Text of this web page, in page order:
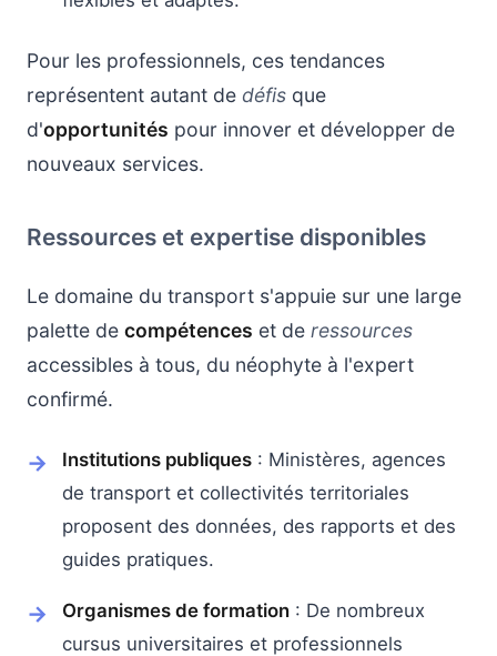
Pour les professionnels, ces tendances
représentent autant de défis que
d'opportunités pour innover et développer de
nouveaux services.
Ressources et expertise disponibles
Le domaine du transport s'appuie sur une large
palette de compétences et de ressources
accessibles à tous, du néophyte à l'expert
confirmé.
Institutions publiques : Ministères, agences
de transport et collectivités territoriales
proposent des données, des rapports et des
guides pratiques.
Organismes de formation : De nombreux
cursus universitaires et professionnels